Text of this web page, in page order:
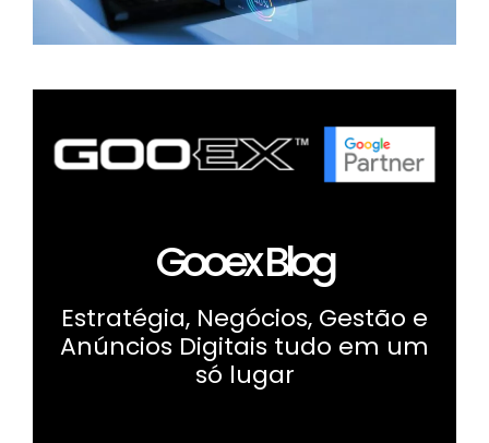
Gooex Blog
Estratégia, Negócios, Gestão e
Anúncios Digitais tudo em um
só lugar